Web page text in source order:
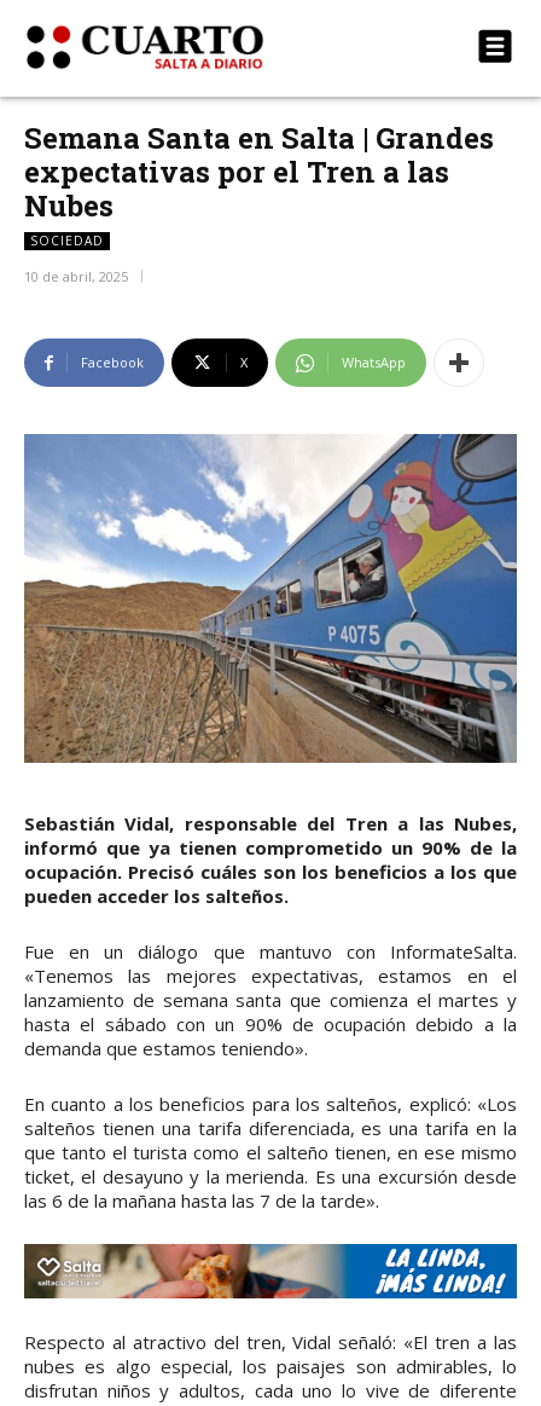
Semana Santa en Salta | Grandes
expectativas por el Tren a las
Nubes
SOCIEDAD
10 de abril, 2025
Facebook X WhatsApp
Sebastián Vidal, responsable del Tren a las Nubes,
informó que ya tienen comprometido un 90% de la
ocupación. Precisó cuáles son los beneficios a los que
pueden acceder los salteños.
Fue en un diálogo que mantuvo con InformateSalta.
«Tenemos las mejores expectativas, estamos en el
lanzamiento de semana santa que comienza el martes y
hasta el sábado con un 90% de ocupación debido a la
demanda que estamos teniendo».
En cuanto a los beneficios para los salteños, explicó: «Los
salteños tienen una tarifa diferenciada, es una tarifa en la
que tanto el turista como el salteño tienen, en ese mismo
ticket, el desayuno y la merienda. Es una excursión desde
las 6 de la mañana hasta las 7 de la tarde».
Respecto al atractivo del tren, Vidal señaló: «El tren a las
nubes es algo especial, los paisajes son admirables, lo
disfrutan niños y adultos, cada uno lo vive de diferente